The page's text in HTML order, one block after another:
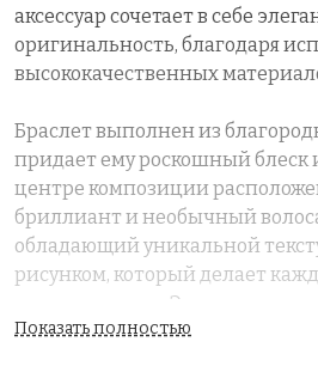
аксессуар сочетает в себе
оригинальность, благодаря
высококачественных
Браслет выполнен из
придает ему роскошный блеск
центре композиции
бриллиант и необычный
обладающий уникальной
рисунком, который делает
неповторимым. Эти элементы
дополняются прозрачным
Показать полностью